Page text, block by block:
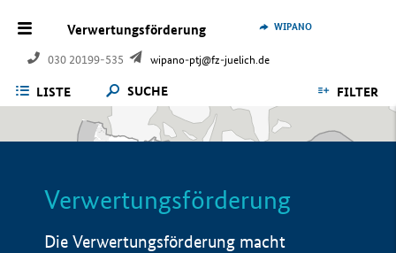
Verwertungsförderung
030 20199-535 wipano-ptj@fz-juelich.de
WIPANO
LISTE SUCHE FILTER
Verwertungsförderung
Die Verwertungsförderung macht